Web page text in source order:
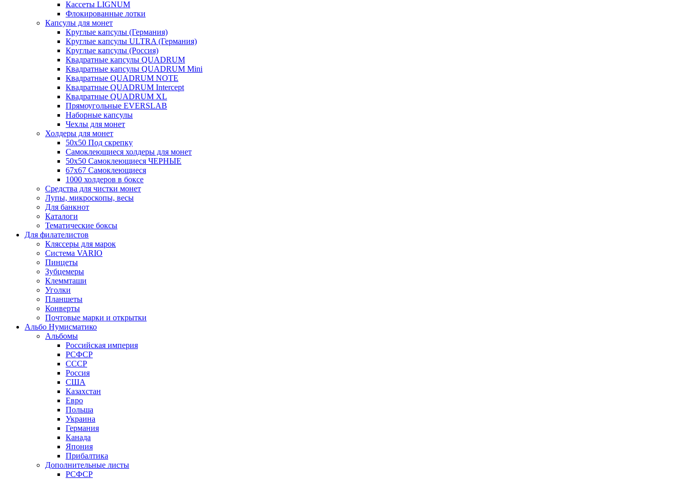
Кассеты LIGNUM
Флокированные лотки
Капсулы для монет
Круглые капсулы (Германия)
Круглые капсулы ULTRA (Германия)
Круглые капсулы (Россия)
Квадратные капсулы QUADRUM
Квадратные капсулы QUADRUM Mini
Квадратные QUADRUM NOTE
Квадратные QUADRUM Intercept
Квадратные QUADRUM XL
Прямоугольные EVERSLAB
Наборные капсулы
Чехлы для монет
Холдеры для монет
50х50 Под скрепку
Самоклеющиеся холдеры для монет
50х50 Самоклеющиеся ЧЕРНЫЕ
67x67 Самоклеющиеся
1000 холдеров в боксе
Средства для чистки монет
Лупы, микроскопы, весы
Для банкнот
Каталоги
Тематические боксы
Для филателистов
Кляссеры для марок
Система VARIO
Пинцеты
Зубцемеры
Клеммташи
Уголки
Планшеты
Конверты
Почтовые марки и открытки
Альбо Нумисматико
Альбомы
Российская империя
РСФСР
СССР
Россия
США
Казахстан
Евро
Польша
Украина
Германия
Канада
Япония
Прибалтика
Дополнительные листы
РСФСР